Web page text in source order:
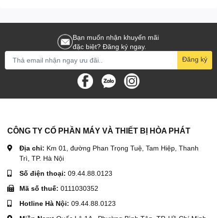
Bạn muốn nhận khuyến mãi
đặc biệt? Đăng ký ngay.
Đăng ký
CÔNG TY CỔ PHẦN MÁY VÀ THIẾT BỊ HÒA PHÁT
Địa chỉ: Km 01, đường Phan Trọng Tuệ, Tam Hiệp, Thanh
Trì, TP. Hà Nội
Số điện thoại: 09.44.88.0123
Mã số thuế: 0111030352
Hotline Hà Nội: 09.44.88.0123